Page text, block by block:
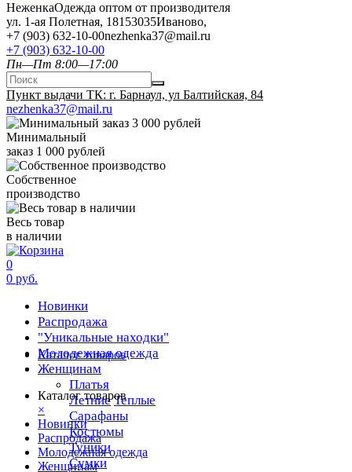
НеженкаОдежда оптом от производителя
ул. 1-ая Полетная, 18153035Иваново,
+7 (903) 632-10-00nezhenka37@mail.ru
+7 (903) 632-10-00
Пн—Пт 8:00—17:00
Пункт выдачи ТК: г. Барнаул, ул Балтийская, 84
nezhenka37@mail.ru
Минимальный
заказ 1 000 рублей
Собственное
производство
Весь товар
в наличии
0
0 руб.
Новинки
Распродажа
"Уникальные находки"
Молодежная одежда
Женщинам
Платья
Летние Теплые
Сарафаны
Костюмы
Туники
Сумки
Каталог товаров
Каталог товаров
×
Новинки
Распродажа
Молодежная одежда
Женщинам